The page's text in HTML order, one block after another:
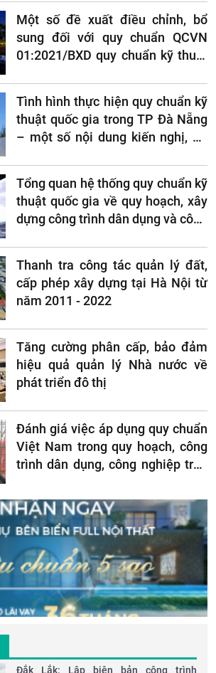
Một số đề xuất điều chỉnh, bổ
sung đối với quy chuẩn QCVN
01:2021/BXD quy chuẩn kỹ thuật
Tình hình thực hiện quy chuẩn kỹ
thuật quốc gia trong TP Đà Nẵng
– một số nội dung kiến nghị, đề
Tổng quan hệ thống quy chuẩn kỹ
thuật quốc gia về quy hoạch, xây
dựng công trình dân dụng và công
Thanh tra công tác quản lý đất,
cấp phép xây dựng tại Hà Nội từ
năm 2011 - 2022
Tăng cường phân cấp, bảo đảm
hiệu quả quản lý Nhà nước về
phát triển đô thị
Đánh giá việc áp dụng quy chuẩn
Việt Nam trong quy hoạch, công
trình dân dụng, công nghiệp trên
dựng quy chuẩn địa phương
Đắk Lắk: Lập biên bản công trình